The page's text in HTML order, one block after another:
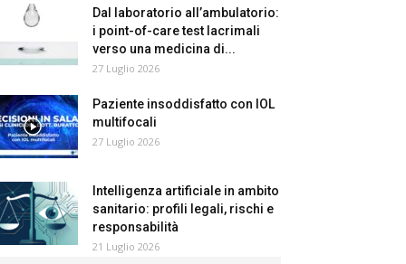
Dal laboratorio all’ambulatorio:
i point-of-care test lacrimali
verso una medicina di...
27 Luglio 2026
Paziente insoddisfatto con IOL
multifocali
27 Luglio 2026
Intelligenza artificiale in ambito
sanitario: profili legali, rischi e
responsabilità
21 Luglio 2026